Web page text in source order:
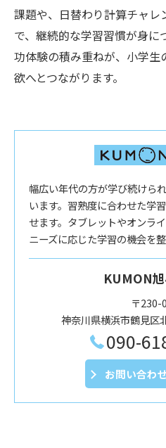
課題や、日替わり計算チャレ
で、継続的な学習習慣が身に
功体験の積み重ねが、小学
欲へとつながります。
幅広い年代の方が学び続けら
います。習熟度に合わせた学
せます。タブレットやオンラ
ニーズに応じた学習の機会を整
KUMON
〒230-
神奈川県横浜市鶴見区
090-
お問い合わ